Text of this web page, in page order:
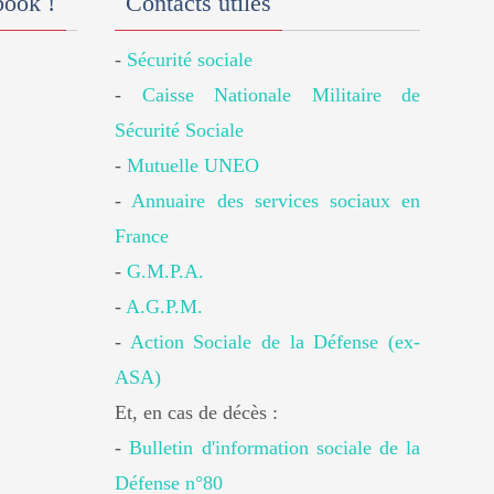
- Sécurité sociale
- Caisse Nationale Militaire de
Sécurité Sociale
-Mutuelle UNEO
-Annuaire des services sociaux en
France
-G.M.P.A.
-A.G.P.M.
- Action Sociale de la Défense (ex-
ASA)
Et, en cas de décès :
-Bulletin d'information sociale de la
Défense n°80